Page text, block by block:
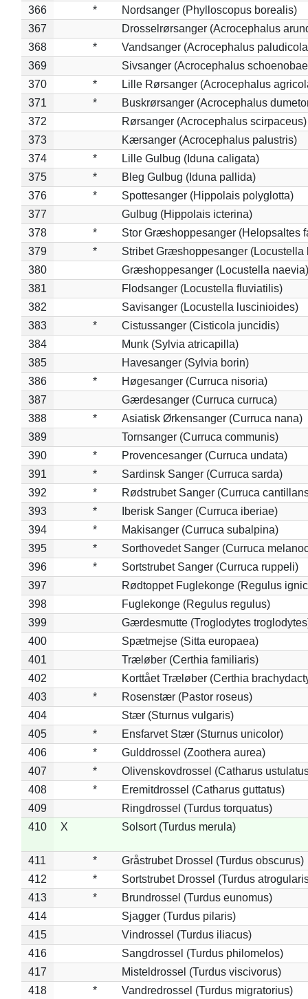
366 *
Nordsanger (Phylloscopus borealis)
367
Drosselrørsanger (Acrocephalus
368
*
Vandsanger (Acrocephalus
369
Sivsanger (Acrocephalus
370
*
Lille Rørsanger (Acrocephalus
371
*
Buskrørsanger (Acrocephalus
372
Rørsanger (Acrocephalus scirpaceus)
373
Kærsanger (Acrocephalus palustris)
374
*
Lille Gulbug (Iduna caligata)
375
*
Bleg Gulbug (Iduna pallida)
376
*
Spottesanger (Hippolais polyglotta)
377
Gulbug (Hippolais icterina)
378
*
Stor Græshoppesanger (Helopsaltes
379
*
Stribet Græshoppesanger (Locustella
380
Græshoppesanger (Locustella naevia)
381
Flodsanger (Locustella fluviatilis)
382
Savisanger (Locustella luscinioides)
383
*
Cistussanger (Cisticola juncidis)
384
Munk (Sylvia atricapilla)
385
Havesanger (Sylvia borin)
386
*
Høgesanger (Curruca nisoria)
387
Gærdesanger (Curruca curruca)
388
*
Asiatisk Ørkensanger (Curruca nana)
389
Tornsanger (Curruca communis)
390
*
Provencesanger (Curruca undata)
391
*
Sardinsk Sanger (Curruca sarda)
392
*
Rødstrubet Sanger (Curruca
393
*
Iberisk Sanger (Curruca iberiae)
394
*
Makisanger (Curruca subalpina)
395
*
Sorthovedet Sanger (Curruca
396
*
Sortstrubet Sanger (Curruca ruppeli)
397
Rødtoppet Fuglekonge (Regulus
398
Fuglekonge (Regulus regulus)
399
Gærdesmutte (Troglodytes
400
Spætmejse (Sitta europaea)
401
Træløber (Certhia familiaris)
402
Korttået Træløber (Certhia
403
*
Rosenstær (Pastor roseus)
404
Stær (Sturnus vulgaris)
405
*
Ensfarvet Stær (Sturnus unicolor)
406
*
Gulddrossel (Zoothera aurea)
407
*
Olivenskovdrossel (Catharus
408
*
Eremitdrossel (Catharus guttatus)
409
Ringdrossel (Turdus torquatus)
410
X Solsort (Turdus merula)
411 *
Gråstrubet Drossel (Turdus obscurus)
412
*
Sortstrubet Drossel (Turdus
413
*
Brundrossel (Turdus eunomus)
414
Sjagger (Turdus pilaris)
415
Vindrossel (Turdus iliacus)
416
Sangdrossel (Turdus philomelos)
417
Misteldrossel (Turdus viscivorus)
418
*
Vandredrossel (Turdus migratorius)